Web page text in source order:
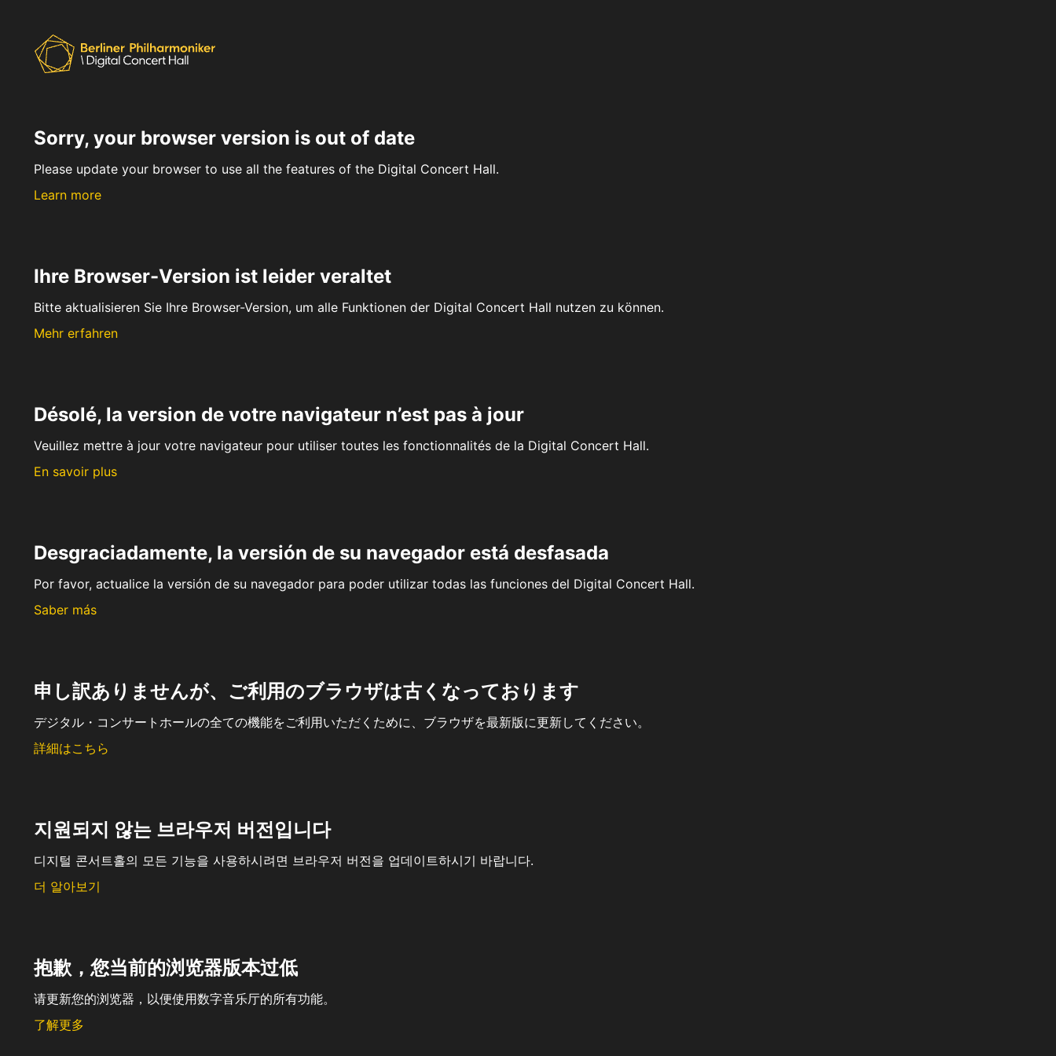
Sorry, your browser version is out of date
Please update your browser to use all the features of the Digital Concert Hall.
Learn more
Ihre Browser-Version ist leider veraltet
Bitte aktualisieren Sie Ihre Browser-Version, um alle Funktionen der Digital Concert Hall nutzen zu können.
Mehr erfahren
Désolé, la version de votre navigateur n’est pas à jour
Veuillez mettre à jour votre navigateur pour utiliser toutes les fonctionnalités de la Digital Concert Hall.
En savoir plus
Desgraciadamente, la versión de su navegador está desfasada
Por favor, actualice la versión de su navegador para poder utilizar todas las funciones del Digital Concert Hall.
Saber más
申し訳ありませんが、ご利用のブラウザは古くなっております
デジタル・コンサートホールの全ての機能をご利用いただくために、ブラウザを最新版に更新してください。
詳細はこちら
지원되지 않는 브라우저 버전입니다
디지털 콘서트홀의 모든 기능을 사용하시려면 브라우저 버전을 업데이트하시기 바랍니다.
더 알아보기
抱歉，您当前的浏览器版本过低
请更新您的浏览器，以便使用数字音乐厅的所有功能。
了解更多